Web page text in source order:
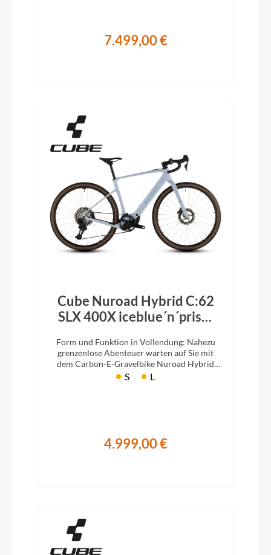
7.499,00 €
Cube Nuroad Hybrid C:62
SLX 400X iceblue´n´prism
Form und Funktion in Vollendung: Nahezu
grenzenlose Abenteuer warten auf Sie mit
dem Carbon-E-Gravelbike Nuroad Hybrid
C:62 SLX, dank seines 400Wh Akkus.
S L
4.999,00 €